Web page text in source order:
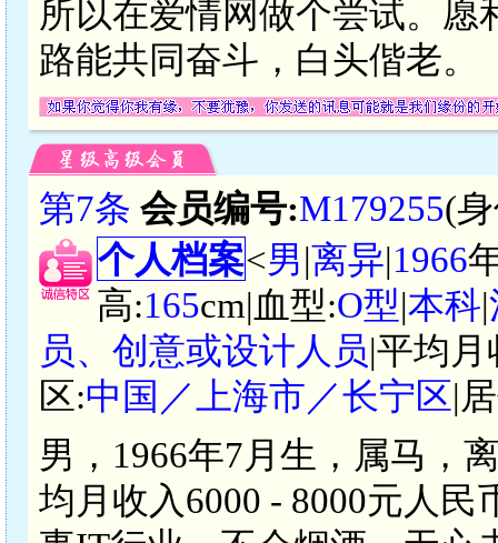
所以在爱情网做个尝试。
路能共同奋斗，白头偕老。
第7条 会员编号:M179255(
个人档案<男|离异|1966
高:165cm|血型:O型|本科|
员、创意或设计人员|平均月
区:中国／上海市／长宁区|
男，1966年7月生，属马，
均月收入6000 - 8000元人